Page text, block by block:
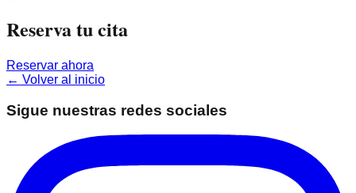
Reserva tu cita
Reservar ahora
← Volver al inicio
Sigue nuestras redes sociales